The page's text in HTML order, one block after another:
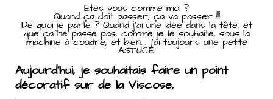
Etes vous comme moi ?
Quand ça doit passer, ça va passer !!!
De quoi je parle ? Quand j’ai une idée dans la tête, et
que ça ne passe pas, comme je le souhaite, sous la
machine à coudre, et bien…. j’ai toujours une petite
ASTUCE.
Aujourd’hui, je souhaitais faire un point
décoratif sur de la Viscose,